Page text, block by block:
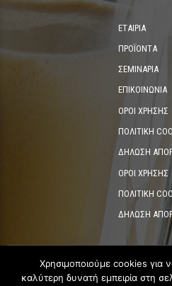
ΕΤΑΙΡΊΑ
ΠΡΟΪΌΝΤΑ
ΣΕΜΙΝΆΡΙΑ
ΕΠΙΚΟΙΝΩΝΊΑ
ΌΡΟΙ ΧΡΉΣΗΣ
ΠΟΛΙΤΙΚΉ
ΔΉΛΩΣΗ
ΌΡΟΙ ΧΡΉΣΗΣ
ΠΟΛΙΤΙΚΉ
ΔΉΛΩΣΗ
Χρησιμοποιούμε cookies για
καλύτερη δυνατή εμπειρία στη